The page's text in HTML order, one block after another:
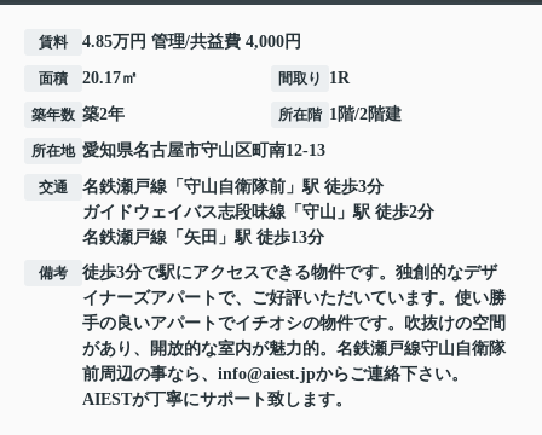
賃料 4.85万円 管理/共益費 4,000円
面積 20.17㎡ 間取り 1R
築年数 築2年 所在階 1階/2階建
所在地 愛知県名古屋市守山区町南12-13
交通 名鉄瀬戸線 「 守山自衛隊前 」駅 徒歩3分
ガイドウェイバス志段味線 「 守山 」駅 徒歩2分
名鉄瀬戸線 「 矢田 」駅 徒歩13分
備考
徒歩3分で駅にアクセスできる物件です。独創的なデザ
イナーズアパートで、ご好評いただいています。使い勝
手の良いアパートでイチオシの物件です。吹抜けの空間
があり、開放的な室内が魅力的。名鉄瀬戸線守山自衛隊
前周辺の事なら、info@aiest.jpからご連絡下さい。
AIESTが丁寧にサポート致します。